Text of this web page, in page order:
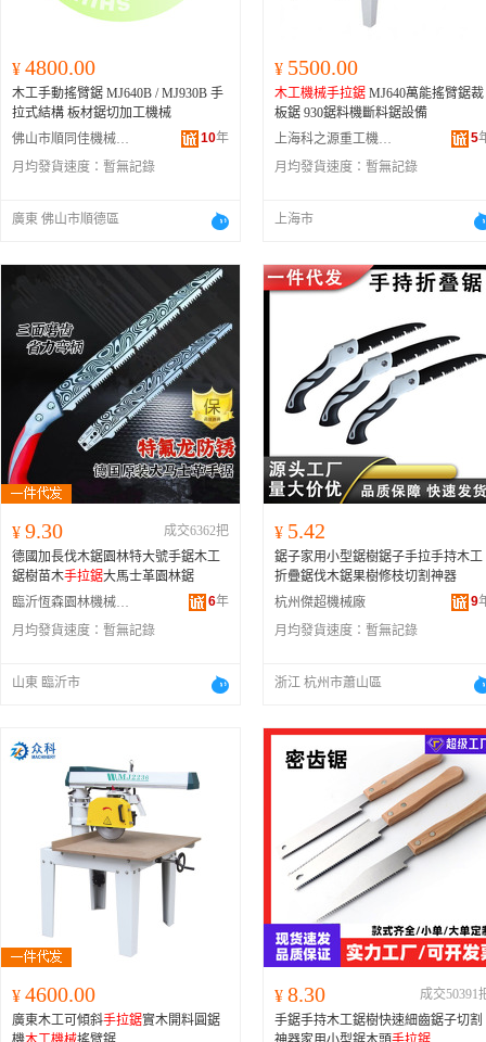
¥ 4800.00
木工手動搖臂鋸 MJ640B / MJ930B 手
拉式結構 板材鋸切加工機械
佛山市順同佳機械制造有限公司
10年
月均發貨速度： 暫無記錄
廣東 佛山市順德區
¥ 5500.00
木工機械手拉鋸 MJ640萬能搖臂鋸裁
板鋸 930鋸料機斷料鋸設備
上海科之源重工機械有限公司
5
月均發貨速度： 暫無記錄
上海市
¥ 9.30
成交6362把
德國加長伐木鋸園林特大號手鋸木工
鋸樹苗木手拉鋸大馬士革園林鋸
臨沂恆森園林機械有限公司
6年
月均發貨速度： 暫無記錄
山東 臨沂市
¥ 5.42
鋸子家用小型鋸樹鋸子手拉手持木工
折疊鋸伐木鋸果樹修枝切割神器
杭州傑超機械廠
9
月均發貨速度： 暫無記錄
浙江 杭州市蕭山區
¥ 4600.00
廣東木工可傾斜手拉鋸實木開料圓鋸
¥ 8.30
成交50391
手鋸手持木工鋸樹快速細齒鋸子切割